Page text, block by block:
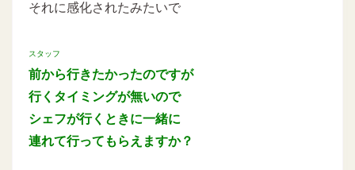
それに感化されたみたいで
スタッフ
前から行きたかったのですが
行くタイミングが無いので
シェフが行くときに一緒に
連れて行ってもらえますか？